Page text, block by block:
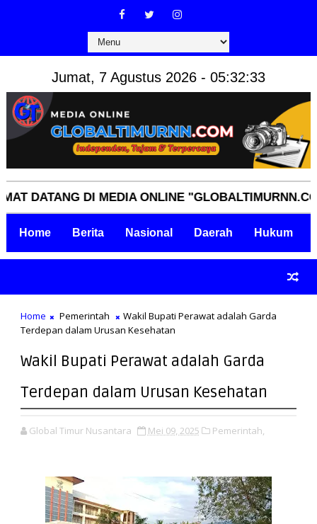
Jumat, 7 Agustus 2026 - 05:32:33
DI MEDIA ONLINE "GLOBALTIMURNN.COM"
Home Berita Nasional Daerah Hukum
Home Pemerintah
Wakil Bupati Perawat adalah Garda
Terdepan dalam Urusan Kesehatan
Wakil Bupati Perawat adalah Garda
Terdepan dalam Urusan Kesehatan
Global Timur Nusantara Mei 09, 2025 Pemerintah,